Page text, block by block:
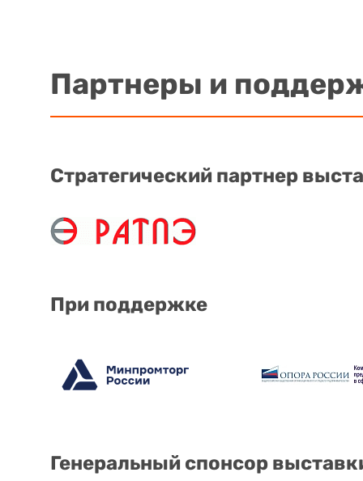
Партнеры и
Стратегический партнер
При поддержке
Генеральный спонсор